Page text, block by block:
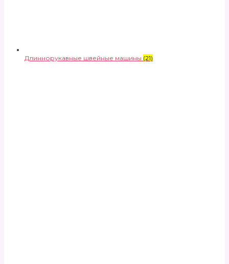
Длиннорукавные швейные машины (21)